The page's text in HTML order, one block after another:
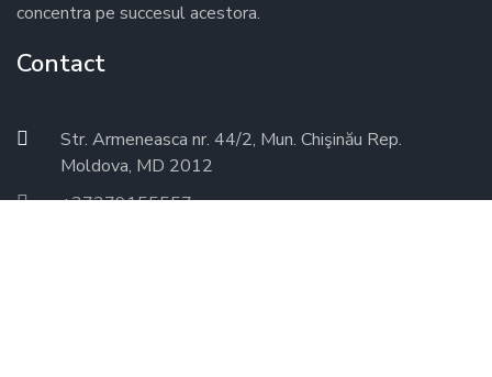
concentra pe succesul acestora.
Contact
Str. Armeneasca nr. 44/2, Mun. Chişinău Rep.
Moldova, MD 2012
+37379155557